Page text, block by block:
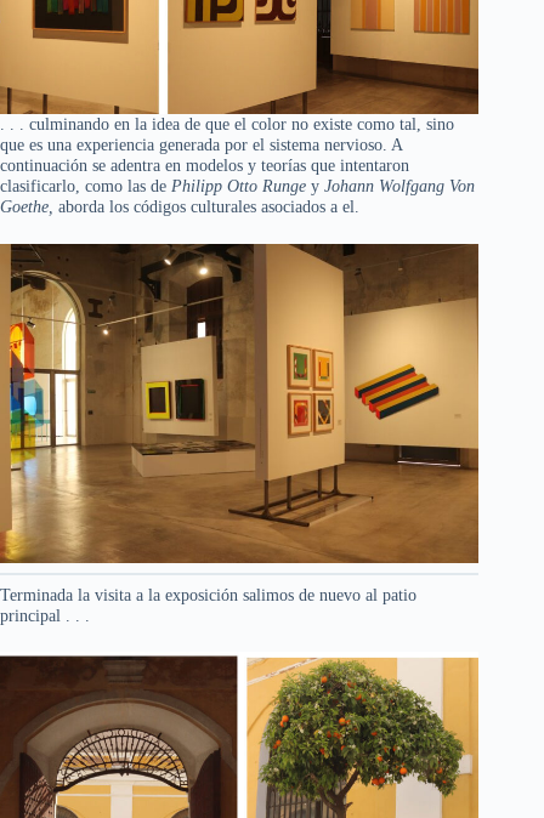
. . . culminando en la idea de que el color no existe como tal, sino
que es una experiencia generada por el sistema nervioso. A
continuación se adentra en modelos y teorías que intentaron
clasificarlo, como las de Philipp Otto Runge y Johann Wolfgang Von
Goethe, aborda los códigos culturales asociados a el.
Terminada la visita a la exposición salimos de nuevo al patio
principal . . .